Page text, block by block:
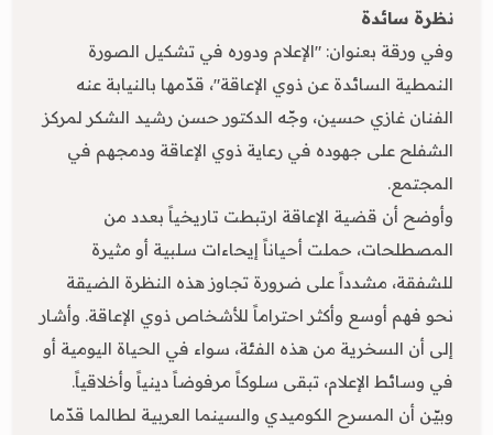
نظرة سائدة
وفي ورقة بعنوان: "الإعلام ودوره في تشكيل الصورة
النمطية السائدة عن ذوي الإعاقة"، قدّمها بالنيابة عنه
الفنان غازي حسين، وجّه الدكتور حسن رشيد الشكر لمركز
الشفلح على جهوده في رعاية ذوي الإعاقة ودمجهم في
المجتمع.
وأوضح أن قضية الإعاقة ارتبطت تاريخياً بعدد من
المصطلحات، حملت أحياناً إيحاءات سلبية أو مثيرة
للشفقة، مشدداً على ضرورة تجاوز هذه النظرة الضيقة
نحو فهم أوسع وأكثر احتراماً للأشخاص ذوي الإعاقة. وأشار
إلى أن السخرية من هذه الفئة، سواء في الحياة اليومية أو
في وسائط الإعلام، تبقى سلوكاً مرفوضاً دينياً وأخلاقياً.
وبيّن أن المسرح الكوميدي والسينما العربية لطالما قدّما